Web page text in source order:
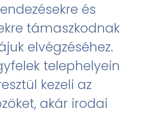
és
támaszkodnak
elvégzéséhez.
telephelyein
kezeli az
akár irodai